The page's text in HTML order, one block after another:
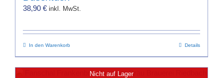
38,90 € inkl. MwSt.
In den Warenkorb Details
Nicht auf Lager